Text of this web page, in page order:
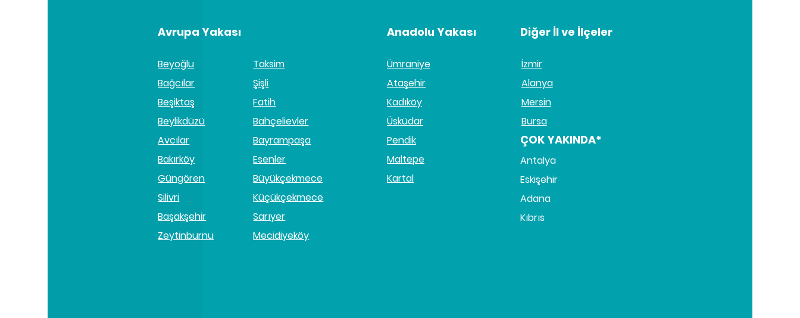
Avrupa Yakası
Beyoğlu
Bağcılar
Beşiktaş
Beylikdüzü
Avcılar
Bakırköy
Güngören
Silivri
Başakşehir
Zeytinburnu
Taksim
Şişli
Fatih
Bahçelievler
Bayrampaşa
Esenler
Büyükçekmece
Küçükçekmece
Sarıyer
Mecidiyeköy
Anadolu Yakası
Ümraniye
Ataşehir
Kadıköy
Üsküdar
Pendik
Maltepe
Kartal
Diğer İl ve İlçeler
İzmir
Alanya
Mersin
Bursa
ÇOK YAKINDA*
Antalya
Eskişehir
Adana
Kıbrıs